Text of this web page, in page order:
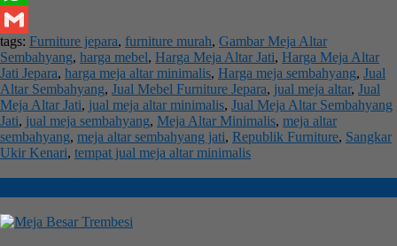
WhatsApp
Gmail
tags: Furniture jepara, furniture murah, Gambar Meja Altar
Sembahyang, harga mebel, Harga Meja Altar Jati, Harga Meja Altar
Jati Jepara, harga meja altar minimalis, Harga meja sembahyang, Jual
Altar Sembahyang, Jual Mebel Furniture Jepara, jual meja altar, Jual
Meja Altar Jati, jual meja altar minimalis, Jual Meja Altar Sembahyang
Jati, jual meja sembahyang, Meja Altar Minimalis, meja altar
sembahyang, meja altar sembahyang jati, Republik Furniture, Sangkar
Ukir Kenari, tempat jual meja altar minimalis